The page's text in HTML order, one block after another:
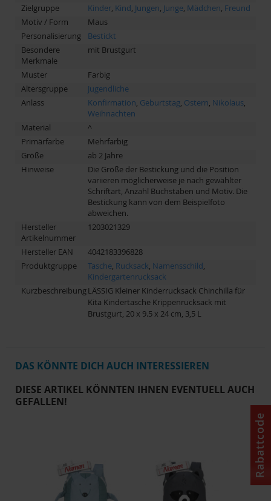
Zielgruppe
Kinder, Kind, Jungen, Junge, Mädchen, Freund
Motiv / Form
Maus
Personalisierung
Bestickt
Besondere
Merkmale
mit Brustgurt
Muster
Farbig
Altersgruppe
Jugendliche
Anlass
Konfirmation, Geburtstag, Ostern, Nikolaus,
Weihnachten
Material
^
Primärfarbe
Mehrfarbig
Größe
ab 2 Jahre
Hinweise
Die Größe der Bestickung und die Position
variieren möglicherweise je nach gewählter
Schriftart, Anzahl Buchstaben und Motiv. Die
Bestickung kann von dem Beispielfoto
abweichen.
Hersteller
Artikelnummer
1203021329
Hersteller EAN
4042183396828
Produktgruppe
Tasche, Rucksack, Namensschild,
Kindergartenrucksack
KurzbeschreibungLÄSSIG Kleiner Kinderrucksack Chinchilla für
Kita Kindertasche Krippenrucksack mit
Brustgurt, 20 x 9.5 x 24 cm, 3,5 L
DAS KÖNNTE DICH AUCH INTERESSIEREN
DIESE ARTIKEL KÖNNTEN IHNEN EVENTUELL AUCH
GEFALLEN!
Rabattcode